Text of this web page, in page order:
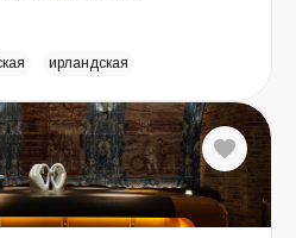
ирландская